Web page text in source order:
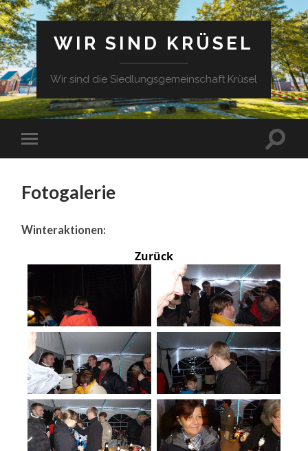
WIR SIND KRÜSEL
Wir sind die Siedlungsgemeinschaft Krüsel
Fotogalerie
Winteraktionen:
Zurück